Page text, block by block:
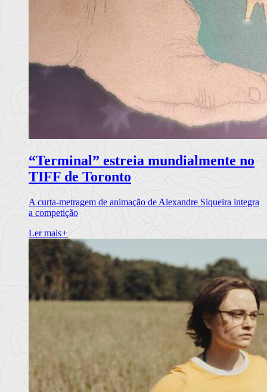
“Terminal” estreia mundialmente no
TIFF de Toronto
A curta-metragem de animação de Alexandre Siqueira integra
a competição
Ler mais+